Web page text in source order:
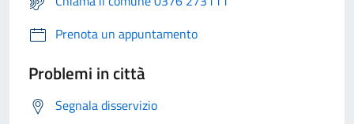
Prenota un appuntamento
Problemi in città
Segnala disservizio